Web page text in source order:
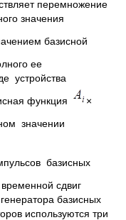
перемножение
значения
базисной
ее
устройства
функция
×
значении
базисных
сдвиг
базисных
используются три